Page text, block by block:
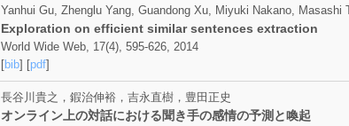
Yanhui Gu, Zhenglu Yang, Guandong Xu, Miyuki Nakano, Masashi
Exploration on efficient similar sentences extraction
World Wide Web, 17(4), 595-626, 2014
[bib] [pdf]
長谷川貴之，鍜治伸裕，吉永直樹，豊田正史
オンライン上の対話における聞き手の感情の予測と喚起